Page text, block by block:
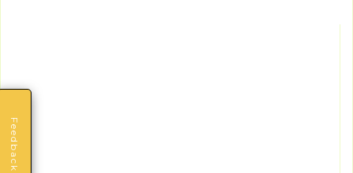
Feedback